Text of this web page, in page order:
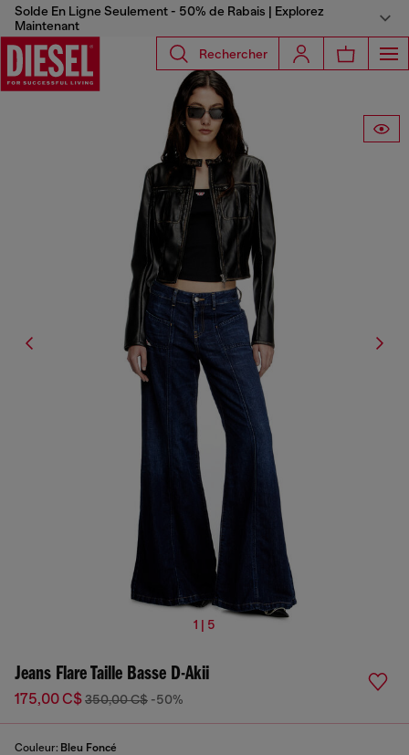
Solde En Ligne Seulement - 50% de Rabais | Explorez
Maintenant
Rechercher
1 | 5
Jeans Flare Taille Basse D-Akii
175,00 C$350,00 C$ -50%
Couleur: Bleu Foncé